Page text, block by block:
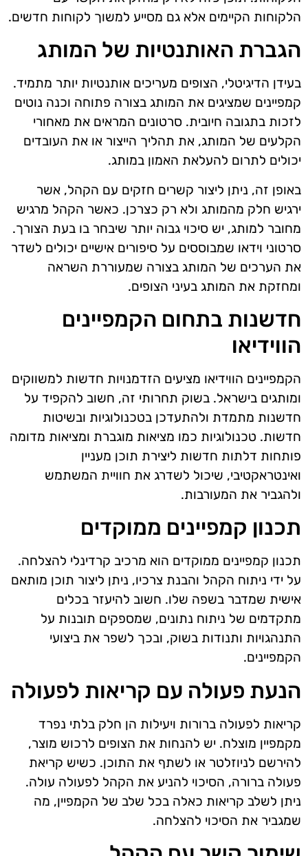
הלקוחות הקיימים אלא גם מסייע למשוך לקוחות חדשים.
הגברת האותנטיות של המותג
בעידן הדיגיטלי, הצופים מעריכים אותנטיות יותר מתמיד.
קמפיינים שמציגים את המותג בצורה פתוחה וכנה נוטים
לזכות בתגובה חיובית. סרטונים המראים את מאחורי
הקלעים של המותג, את תהליך הייצור או את העובדים
יכולים לתרום להעלאת האמון במותג.
באופן זה, ניתן ליצור קשרים חזקים עם הקהל, אשר
ירגיש חלק מהמותג ולא רק כצרכן. כאשר הקהל מרגיש
מחובר למותג, יש סיכוי גבוה יותר שיבחר בו בעת הצורך.
סרטוני וידאו שמבוססים על סיפורים אישיים יכולים לשדר
את הערכים של המותג בצורה שמעוררת השראה
ומחזקת את המותג בעיני הצופים.
חדשנות בתחום הקמפיינים
הווידיאו
הקמפיינים הווידיאו מציעים הזדמנויות חדשות למשווקים
ומותגים בישראל. בשוק תחרותי זה, חשוב להקפיד על
חדשנות מתמדת ולהתעדכן בטכנולוגיות ובשיטות
חדשות. טכנולוגיות כמו מציאות מוגברת ומציאות מדומה
פותחות דלתות חדשות ליצירת תוכן מעניין
ואינטראקטיבי, שיכול לשדרג את חוויית המשתמש
ולהגביר את המעורבות.
תכנון קמפיינים ממוקדים
תכנון קמפיינים ממוקדים הוא מרכיב קרדינלי להצלחה.
על ידי ניתוח הקהל והבנת צרכיו, ניתן ליצור תוכן מותאם
אישית שמדבר בשפה שלו. חשוב להיעזר בכלים
מתקדמים של ניתוח נתונים, שמספקים תובנות על
התנהגויות ותנודות בשוק, ובכך לשפר את ביצועי
הקמפיינים.
הנעת פעולה עם קריאות לפעולה
קריאות לפעולה ברורות ויעילות הן חלק בלתי נפרד
מקמפיין מוצלח. יש להנחות את הצופים לרכוש מוצר,
להירשם לניוזלטר או לשתף את התוכן. כשיש קריאת
פעולה ברורה, הסיכוי להניע את הקהל לפעולה עולה.
ניתן לשלב קריאות כאלה בכל שלב של הקמפיין, מה
שמגביר את הסיכוי להצלחה.